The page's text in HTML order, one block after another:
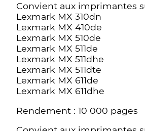
Convient aux imprimantes
Lexmark MX 310dn
Lexmark MX 410de
Lexmark MX 510de
Lexmark MX 511de
Lexmark MX 511dhe
Lexmark MX 511dte
Lexmark MX 611de
Lexmark MX 611dhe
Rendement : 10 000 pages